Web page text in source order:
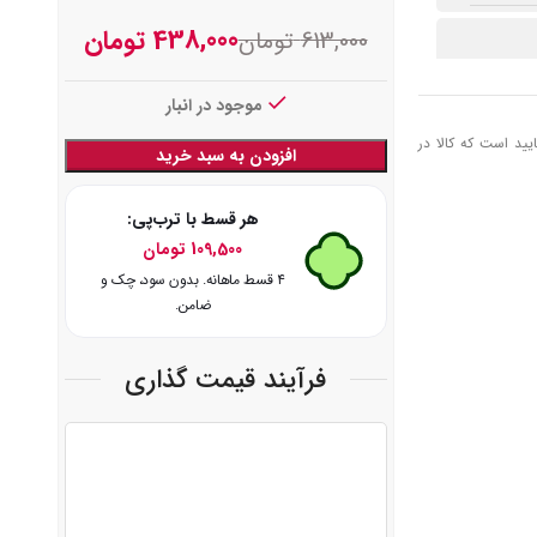
است که کالا در
613,000 تومان438,000 تومان
موجود در انبار
افزودن به سبد خرید
هر قسط با ترب‌پی:
109,500 تومان
۴ قسط ماهانه. بدون سود، چک و
ضامن.
فرآیند قیمت گذاری